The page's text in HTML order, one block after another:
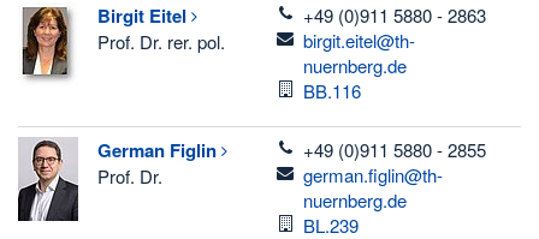
Birgit Eitel
Prof. Dr. rer. pol.
telefon
+49 (0)911 5880 - 2863
email
birgit.eitel@th-
nuernberg.de
Raum
BB.116
German Figlin
Prof. Dr.
telefon
+49 (0)911 5880 - 2855
email
german.figlin@th-
nuernberg.de
Raum
BL.239